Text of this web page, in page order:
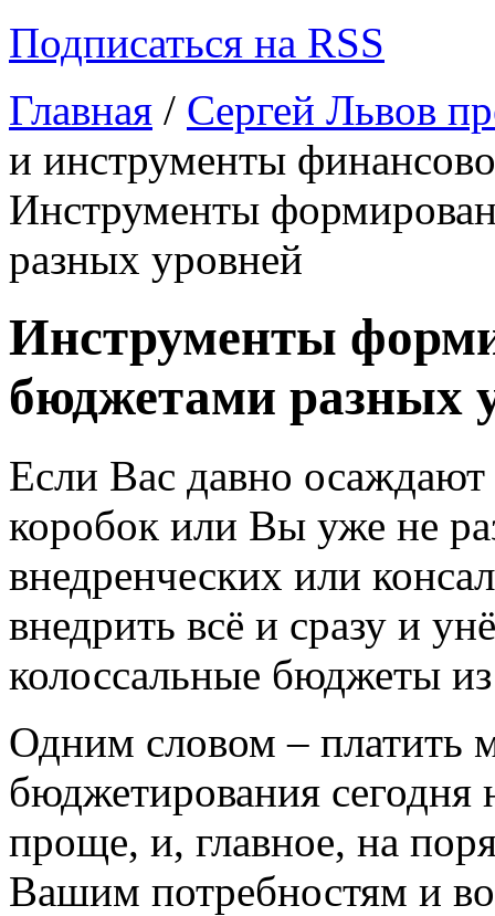
Подписаться на RSS
Главная / Сергей Львов
и инструменты
Инструменты
разных уровней
Инструменты
бюджетами разных
Если Вас давно
коробок или Вы уже не
внедренческих или
внедрить всё и сразу и
колоссальные бюджеты
Одним словом – платить
бюджетирования сегодня
проще, и, главное, на
Вашим потребностям и